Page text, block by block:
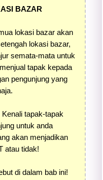
BAZAR
lokasi bazar akan
lokasi bazar,
semata-mata untuk
tapak kepada
pengunjung yang
tapak-tapak
untuk anda
akan menjadikan
atau tidak!
di dalam bab ini!